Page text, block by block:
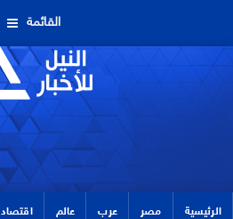
القائمة
الرئيسية مصر عرب عالم اقتصاد